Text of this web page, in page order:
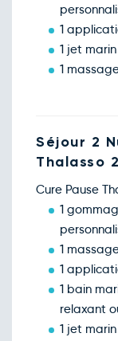
1
1 jet
1
Séjour 2
Thalasso
Cure Pause
1
1
1
1 bain
relaxant
1 jet